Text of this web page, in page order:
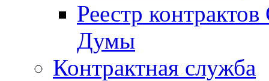
Реестр
Думы
Контрактная служба